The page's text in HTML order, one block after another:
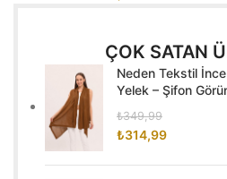
ÇOK SATAN
Neden Tekstil
Yelek – Şifon
₺349,99
₺314,99